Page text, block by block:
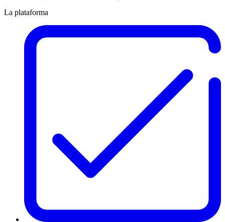
La plataforma